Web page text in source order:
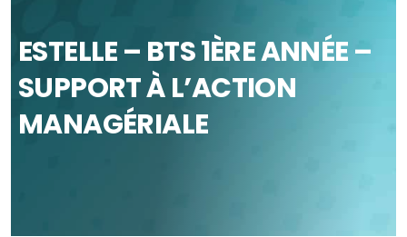
ESTELLE – BTS 1ÈRE ANNÉE –
SUPPORT À L’ACTION
MANAGÉRIALE